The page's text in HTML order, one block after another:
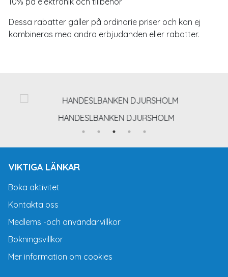
Dessa rabatter gäller på ordinarie priser och kan ej
kombineras med andra erbjudanden eller rabatter.
HANDESLBANKEN DJURSHOLM
VIKTIGA LÄNKAR
Boka aktivitet
Kontakta oss
Medlems -och användarvillkor
Bokningsvillkor
Mer information om cookies